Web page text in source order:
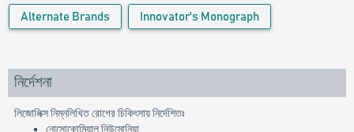
Alternate Brands Innovator's Monograph
নির্দেশনা
লিজোলিক্স নিম্নলিখিত রোগের চিকিৎসায় নির্দেশিতঃ
নোসোকোমিয়াল নিউমোনিয়া